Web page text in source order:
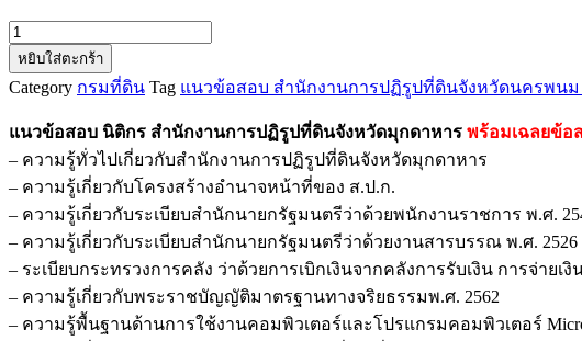
จำนวน
แนว
ข้อสอบ
สำนักงาน
การ
ปฏิรูป
ที่ดิน
จังหวัด
มุกดาหาร
ชิ้น
หยิบใส่ตะกร้า
Category กรมที่ดิน Tag แนวข้อสอบ สำนักงานการปฏิรูปที่ดินจังหวัดนครพนม
แนวข้อสอบ นิติกร สำนักงานการปฏิรูปที่ดินจังหวัดมุกดาหาร พร้อมเฉลยข้อ
– ความรู้ทั่วไปเกี่ยวกับสำนักงานการปฏิรูปที่ดินจังหวัดมุกดาหาร
– ความรู้เกี่ยวกับโครงสร้างอำนาจหน้าที่ของ ส.ป.ก.
– ความรู้เกี่ยวกับระเบียบสำนักนายกรัฐมนตรีว่าด้วยพนักงานราชการ พ.ศ.
– ความรู้เกี่ยวกับระเบียบสำนักนายกรัฐมนตรีว่าด้วยงานสารบรรณ พ.ศ.
– ระเบียบกระทรวงการคลัง ว่าด้วยการเบิกเงินจากคลังการรับเงิน การจ่ายเ
– ความรู้เกี่ยวกับพระราชบัญญัติมาตรฐานทางจริยธรรมพ.ศ. 2562
– ความรู้พื้นฐานด้านการใช้งานคอมพิวเตอร์และโปรแกรมคอมพิวเตอร์